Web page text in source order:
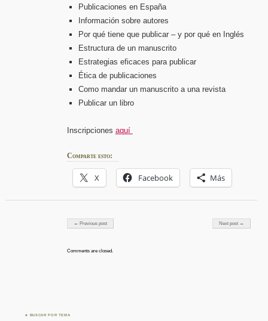
Publicaciones en España
Información sobre autores
Por qué tiene que publicar – y por qué en Inglés
Estructura de un manuscrito
Estrategias eficaces para publicar
Ética de publicaciones
Como mandar un manuscrito a una revista
Publicar un libro
Inscripciones aquí
Comparte esto:
X Facebook Más
Post navigation
← Previous post Next post →
Comments are closed.
BUSCAR POR TEMA